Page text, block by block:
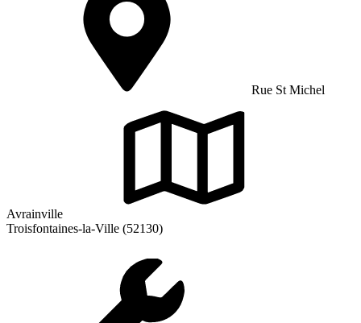
Rue St Michel
Avrainville
Troisfontaines-la-Ville (52130)